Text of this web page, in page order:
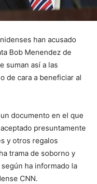
han acusado
Bob Menendez de
suman así a las
de cara a beneficiar al
documento en el que
presuntamente
y otros regalos
trama de soborno y
ha informado la
CNN.